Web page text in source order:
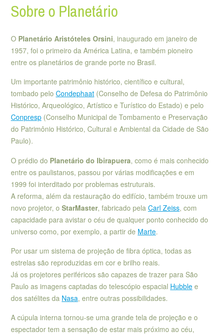
Sobre o Planetário
O Planetário Aristóteles Orsini, inaugurado em janeiro de
1957, foi o primeiro da América Latina, e também pioneiro
entre os planetários de grande porte no Brasil.
Um importante patrimônio histórico, científico e cultural,
tombado pelo Condephaat (Conselho de Defesa do Patrimônio
Histórico, Arqueológico, Artístico e Turístico do Estado) e pelo
Conpresp (Conselho Municipal de Tombamento e Preservação
do Patrimônio Histórico, Cultural e Ambiental da Cidade de São
Paulo).
O prédio do Planetário do Ibirapuera, como é mais conhecido
entre os paulistanos, passou por várias modificações e em
1999 foi interditado por problemas estruturais.
A reforma, além da restauração do edifício, também trouxe um
novo projetor, o StarMaster, fabricado pela Carl Zeiss, com
capacidade para avistar o céu de qualquer ponto conhecido do
universo como, por exemplo, a partir de Marte.
Por usar um sistema de projeção de fibra óptica, todas as
estrelas são reproduzidas em cor e brilho reais.
Já os projetores periféricos são capazes de trazer para São
Paulo as imagens captadas do telescópio espacial Hubble e
dos satélites da Nasa, entre outras possibilidades.
A cúpula interna tornou-se uma grande tela de projeção e o
espectador tem a sensação de estar mais próximo ao céu,